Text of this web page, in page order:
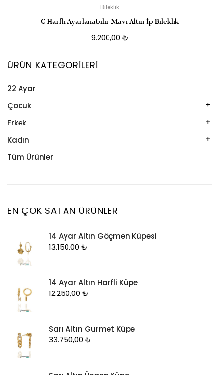
Bileklik
C Harfli Ayarlanabilir Mavi Altın İp Bileklik
9.200,00 ₺
ÜRÜN KATEGORILERI
22 Ayar
Çocuk
Kelepçe
Kolye
Künye
Erkek
Kelepçe
Künye
Kadın
Bileklik
Küpe
Piercing
Şahmeran
Yüzük
Tüm Ürünler
EN ÇOK SATAN ÜRÜNLER
14 Ayar Altın Göçmen Küpesi
13.150,00 ₺
14 Ayar Altın Harfli Küpe
12.250,00 ₺
Sarı Altın Gurmet Küpe
33.750,00 ₺